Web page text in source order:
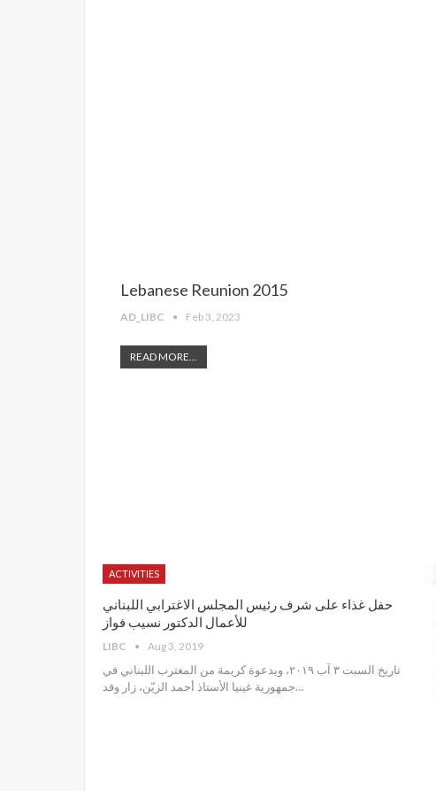
Lebanese Reunion 2015
AD_LIBC Feb 3, 2023
READ MORE...
ACTIVITIES
حفل غذاء على شرف رئيس المجلس الاغترابي اللبناني
للأعمال الدكتور نسيب فواز
LIBC Aug 3, 2019
تاريخ السبت ٣ آب ٢٠١٩، وبدعوة كريمة من المغترب اللبناني في
جمهورية غينيا الأستاذ أحمد الزيّن، زار وفد…